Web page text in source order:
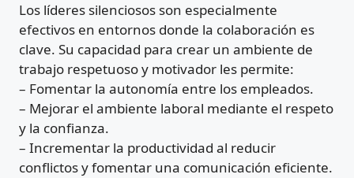
Los líderes silenciosos son especialmente
efectivos en entornos donde la colaboración es
clave. Su capacidad para crear un ambiente de
trabajo respetuoso y motivador les permite:
– Fomentar la autonomía entre los empleados.
– Mejorar el ambiente laboral mediante el respeto
y la confianza.
– Incrementar la productividad al reducir
conflictos y fomentar una comunicación eficiente.